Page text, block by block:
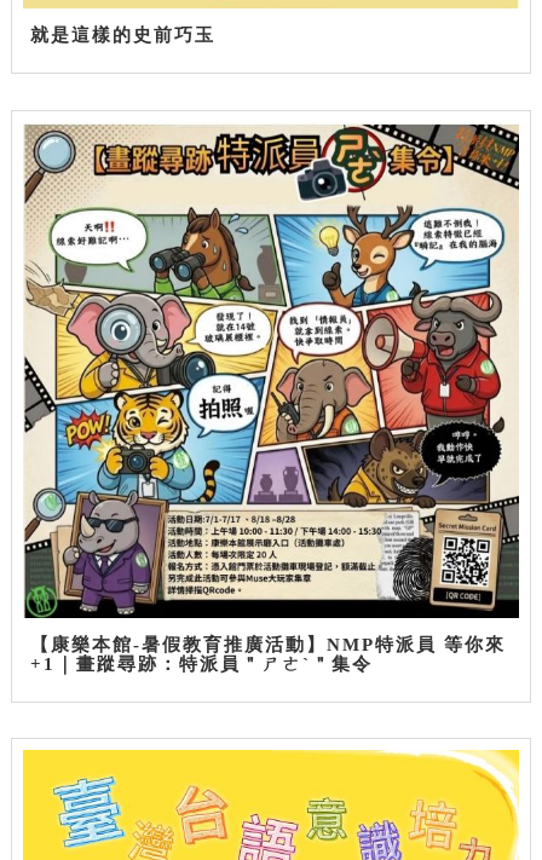
就是這樣的史前巧玉
【康樂本館-暑假教育推廣活動】NMP特派員 等你來
+1｜畫蹤尋跡：特派員＂ㄕㄜˋ＂集令